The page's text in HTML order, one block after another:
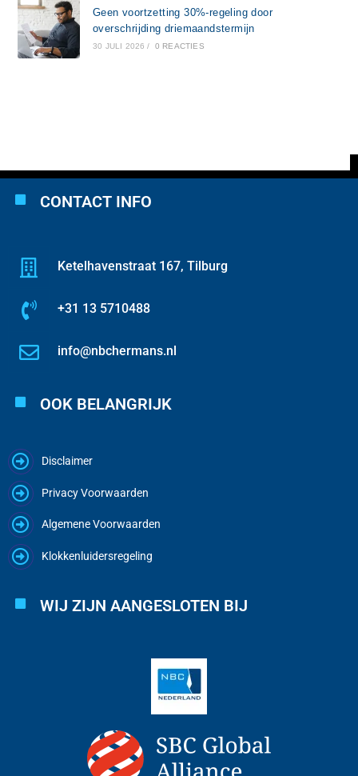
Geen voortzetting 30%-regeling door
overschrijding driemaandstermijn
30 JULI 2026 / 0 REACTIES
CONTACT INFO
Ketelhavenstraat 167, Tilburg
+31 13 5710488
info@nbchermans.nl
OOK BELANGRIJK
Disclaimer
Privacy Voorwaarden
Algemene Voorwaarden
Klokkenluidersregeling
WIJ ZIJN AANGESLOTEN BIJ